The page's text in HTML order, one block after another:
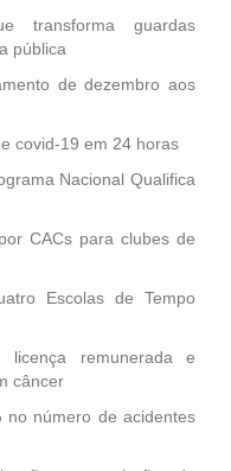
transforma guardas
pública
de dezembro aos
covid-19 em 24 horas
Nacional Qualifica
CACs para clubes de
Escolas de Tempo
licença remunerada e
câncer
número de acidentes